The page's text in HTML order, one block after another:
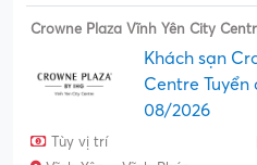
Crowne Plaza Vĩnh Yên City
Khách sạn
Centre
08/2026
Tùy vị trí